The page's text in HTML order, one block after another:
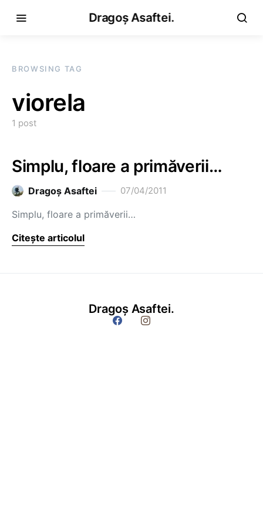
Dragoș Asaftei.
BROWSING TAG
viorela
1 post
Simplu, floare a primăverii…
Dragoş Asaftei 07/04/2011
Simplu, floare a primăverii…
Citește articolul
Dragoș Asaftei.